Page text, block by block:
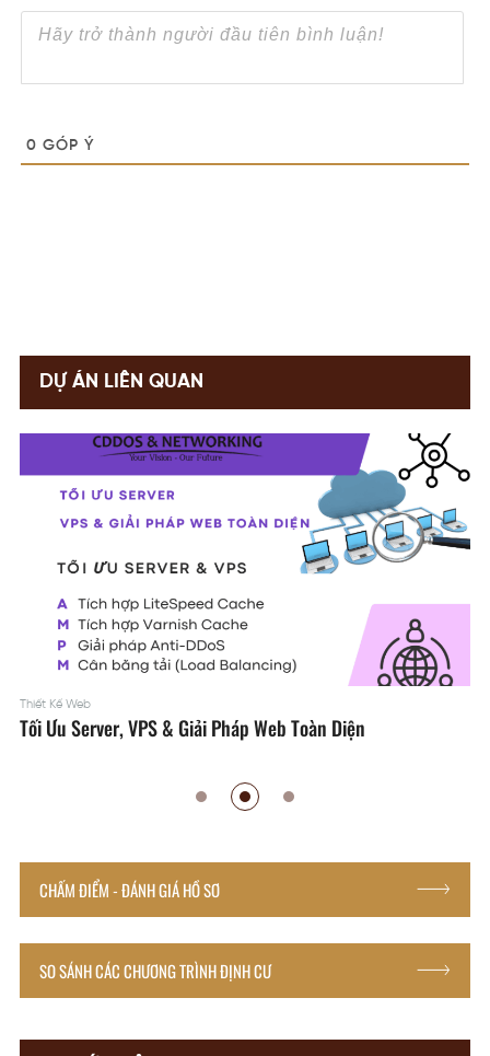
0 GÓP Ý
DỰ ÁN LIÊN QUAN
VPS & Giải Pháp Web Toàn Diện
CHẤM ĐIỂM - ĐÁNH GIÁ HỒ SƠ
SO SÁNH CÁC CHƯƠNG TRÌNH ĐỊNH CƯ